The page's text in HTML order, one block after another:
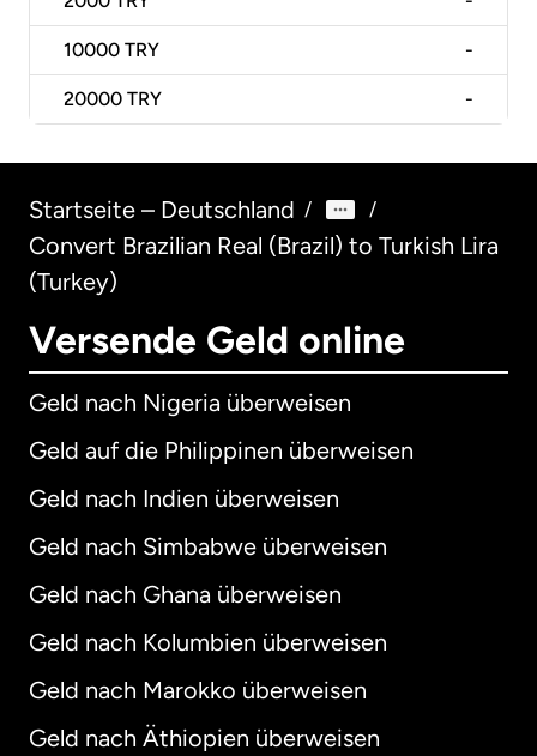
10000 TRY -
20000 TRY -
Startseite – Deutschland / /
Convert Brazilian Real (Brazil) to Turkish Lira
(Turkey)
Versende Geld online
Geld nach Nigeria überweisen
Geld auf die Philippinen überweisen
Geld nach Indien überweisen
Geld nach Simbabwe überweisen
Geld nach Ghana überweisen
Geld nach Kolumbien überweisen
Geld nach Marokko überweisen
Geld nach Äthiopien überweisen